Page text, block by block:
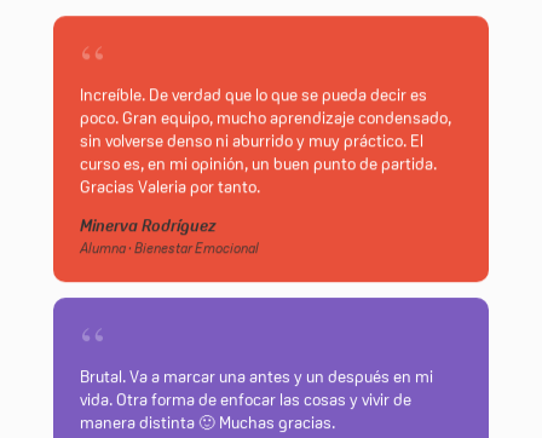
“
Increíble. De verdad que lo que se pueda decir es
poco. Gran equipo, mucho aprendizaje condensado,
sin volverse denso ni aburrido y muy práctico. El
curso es, en mi opinión, un buen punto de partida.
Gracias Valeria por tanto.
Minerva Rodríguez
Alumna · Bienestar Emocional
“
Brutal. Va a marcar una antes y un después en mi
vida. Otra forma de enfocar las cosas y vivir de
manera distinta 🙂 Muchas gracias.